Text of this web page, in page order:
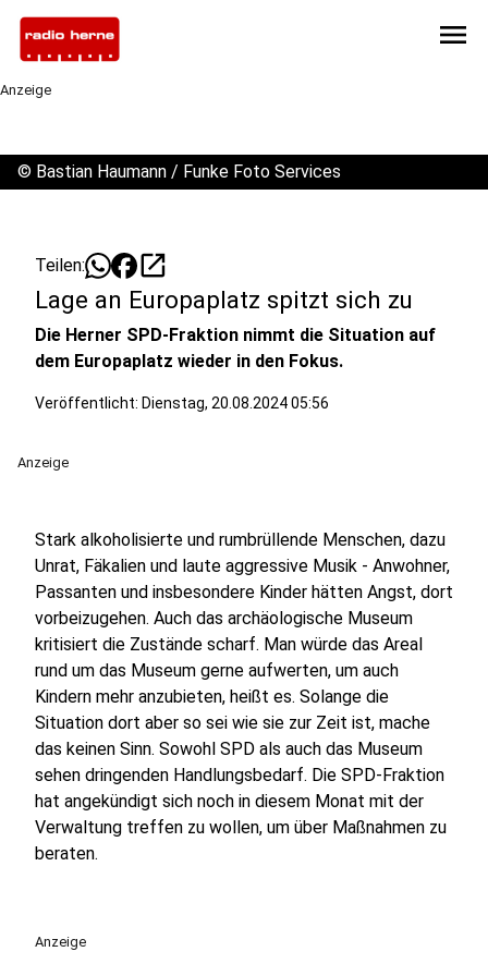
menu
Anzeige
© Bastian Haumann / Funke Foto Services
Teilen: open_in_new
Lage an Europaplatz spitzt sich zu
Die Herner SPD-Fraktion nimmt die Situation auf
dem Europaplatz wieder in den Fokus.
Veröffentlicht: Dienstag, 20.08.2024 05:56
Anzeige
Stark alkoholisierte und rumbrüllende Menschen, dazu
Unrat, Fäkalien und laute aggressive Musik - Anwohner,
Passanten und insbesondere Kinder hätten Angst, dort
vorbeizugehen. Auch das archäologische Museum
kritisiert die Zustände scharf. Man würde das Areal
rund um das Museum gerne aufwerten, um auch
Kindern mehr anzubieten, heißt es. Solange die
Situation dort aber so sei wie sie zur Zeit ist, mache
das keinen Sinn. Sowohl SPD als auch das Museum
sehen dringenden Handlungsbedarf. Die SPD-Fraktion
hat angekündigt sich noch in diesem Monat mit der
Verwaltung treffen zu wollen, um über Maßnahmen zu
beraten.
Anzeige